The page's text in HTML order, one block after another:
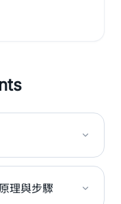
理與步驟